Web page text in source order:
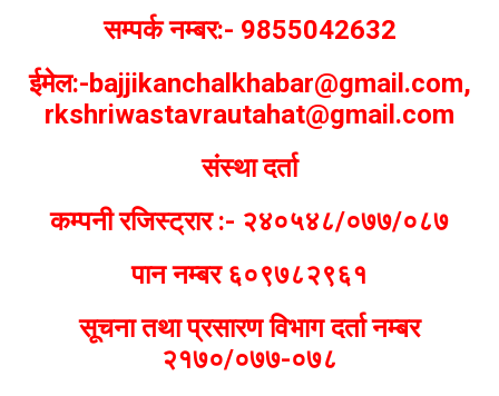
सम्पर्क नम्बर:- 9855042632
ईमेल:-bajjikanchalkhabar@gmail.com,
rkshriwastavrautahat@gmail.com
संस्था दर्ता
कम्पनी रजिस्ट्रार :- २४०५४८/०७७/०८७
पान नम्बर ६०९७८२९६१
सूचना तथा प्रसारण विभाग दर्ता नम्बर
२१७०/०७७-०७८